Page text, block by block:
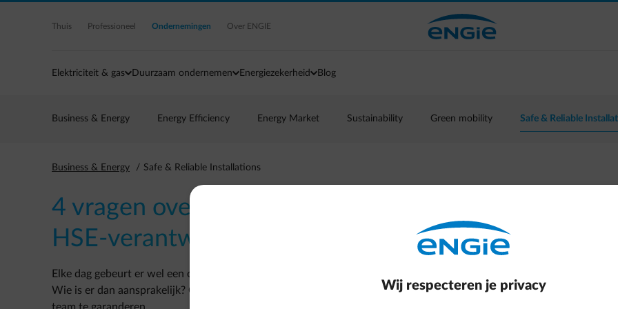
Ga naar de hoofdinhoud
Thuis Professioneel Ondernemingen Over ENGIE
Elektriciteit & gas Duurzaam ondernemen Energiezekerheid Blog
Business & Energy Energy Efficiency Energy Market Sustainability Green mobility Safe & Reliable
Business & Energy Safe & Reliable Installations
4 vragen over elektriciteit voor elke HR- of
HSE-verantwoordelijke
Elke dag gebeurt er wel een ongeval met elektriciteit, soms met zware of zelfs fatale gevolgen.
Wie is er dan aansprakelijk? Gebruik deze 4 vragen als geheugensteuntje om de veiligheid van uw
Wij respecteren je privacy